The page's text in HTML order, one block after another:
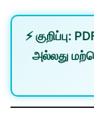
⚡ குறிப்பு:
அல்லது